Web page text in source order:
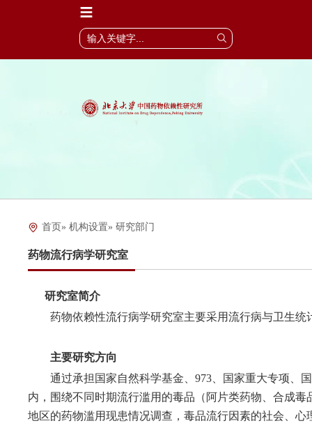
首页» 机构设置» 研究部门
药物流行病学研究室
研究室简介
药物依赖性流行病学研究室主要采用流行病与卫生
主要研究方向
通过承担国家自然科学基金、973、国家重大专项、
内，围绕不同时期流行滥用的毒品（阿片类药物、合成
地区的药物滥用现患情况调查，毒品流行因素的社会、